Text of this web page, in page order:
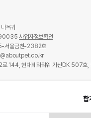
합
옥귀
90035사업자정보확인
서울금천-2382호
2로 144, 현대테라타워 가산DK 507